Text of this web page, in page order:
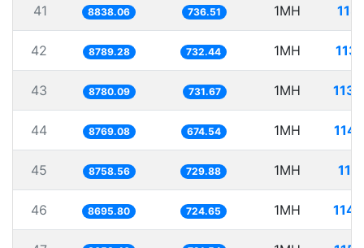
41 8838.06 736.51 1MH
42 8789.28 732.44 1MH
43 8780.09 731.67 1MH
44 8769.08 674.54 1MH
45 8758.56 729.88 1MH
46 8695.80 724.65 1MH